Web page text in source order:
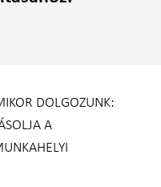
DOLGOZUNK:
A